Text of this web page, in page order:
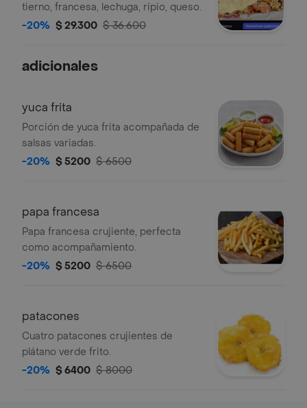
tierno, francesa, lechuga, ripio, queso.
-20% $ 29.300 $ 36.600
adicionales
yuca frita
Porción de yuca frita acompañada de
salsas variadas.
-20% $ 5200 $ 6500
papa francesa
Papa francesa crujiente, perfecta
como acompañamiento.
-20% $ 5200 $ 6500
patacones
Cuatro patacones crujientes de
plátano verde frito.
-20% $ 6400 $ 8000